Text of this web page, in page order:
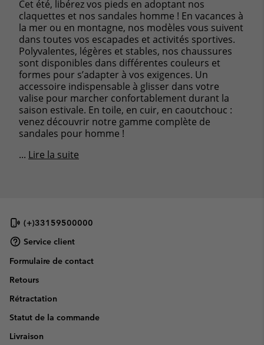
Cet été, libérez vos pieds en adoptant nos
claquettes et nos sandales homme ! En vacances à
la mer ou en montagne, nos modèles vous suivent
dans toutes vos escapades et activités sportives.
Polyvalentes, légères et stables, nos chaussures
sont disponibles dans différentes couleurs et
formes pour s’adapter à vos exigences. Un
accessoire indispensable à glisser dans votre
valise pour marcher confortablement durant la
saison estivale. En toile, en cuir, en caoutchouc :
venez découvrir notre gamme complète de
sandales pour homme !
... Lire la suite
(+)33159500000
Service client
Formulaire de contact
Retours
Rétractation
Statut de la commande
Livraison